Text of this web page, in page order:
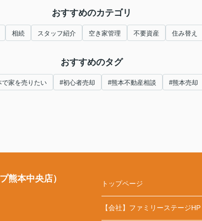
おすすめのカテゴリ
相続 スタッフ紹介 空き家管理 不要資産 住み替え
おすすめのタグ
で家を売りたい #初心者売却 #熊本不動産相談 #熊本売却
熊本中央店） トップページ
【会社】ファミリーステージHP